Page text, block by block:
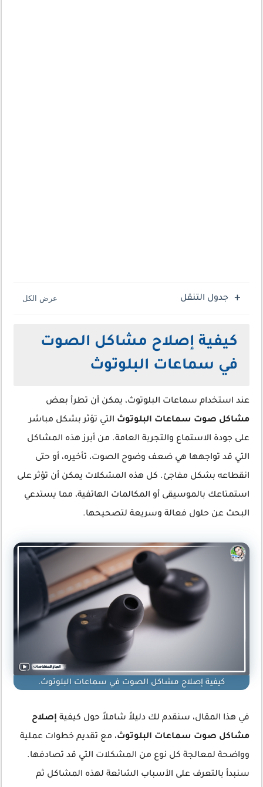
جدول التنقل
كيفية إصلاح مشاكل الصوت
في سماعات البلوتوث
عند استخدام سماعات البلوتوث، يمكن أن تطرأ بعض
مشاكل صوت سماعات البلوتوث التي تؤثر بشكل مباشر
على جودة الاستماع والتجربة العامة. من أبرز هذه المشاكل
التي قد تواجهها هي ضعف وضوح الصوت، تأخيره، أو حتى
انقطاعه بشكل مفاجئ. كل هذه المشكلات يمكن أن تؤثر على
استمتاعك بالموسيقى أو المكالمات الهاتفية، مما يستدعي
البحث عن حلول فعالة وسريعة لتصحيحها.
كيفية إصلاح مشاكل الصوت في سماعات البلوتوث.
في هذا المقال، سنقدم لك دليلاً شاملاً حول كيفية إصلاح
مشاكل صوت سماعات البلوتوث، مع تقديم خطوات عملية
وواضحة لمعالجة كل نوع من المشكلات التي قد تصادفها.
سنبدأ بالتعرف على الأسباب الشائعة لهذه المشاكل ثم